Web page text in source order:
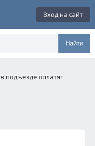
Вход на сайт
Найти
подъезде оплатят